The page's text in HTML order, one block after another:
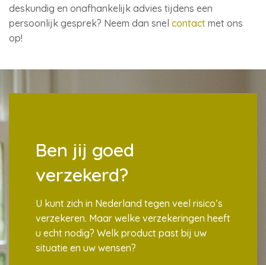
deskundig en onafhankelijk advies tijdens een
persoonlijk gesprek? Neem dan snel contact met ons
op!
Ben jij goed
verzekerd?
U kunt zich in Nederland tegen veel risico’s
verzekeren. Maar welke verzekeringen heeft
u echt nodig? Welk product past bij uw
situatie en uw wensen?